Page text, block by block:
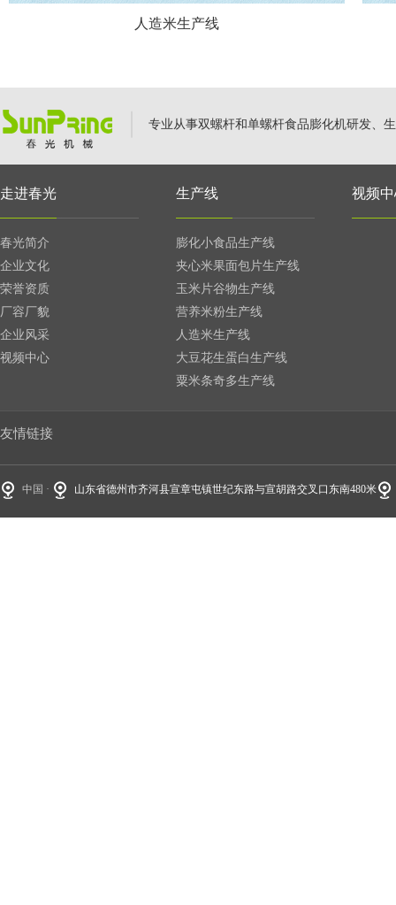
人造米生产线
专业从事双螺杆和单螺杆食品膨化机研发、
走进春光
春光简介
企业文化
荣誉资质
厂容厂貌
企业风采
视频中心
生产线
膨化小食品生产线
夹心米果面包片生产线
玉米片谷物生产线
营养米粉生产线
人造米生产线
大豆花生蛋白生产线
粟米条奇多生产线
视频
友情链接
中国 · 山东省德州市齐河县宣章屯镇世纪东路与宣胡路交叉口东南480米